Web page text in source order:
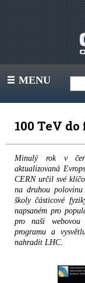
III MENU
100 TeV
Minulý rok v
aktualizovaná
CERN určil své
na druhou
školy částicové
napsaném pro
pro naši webovou
programu a
nahradit LHC.